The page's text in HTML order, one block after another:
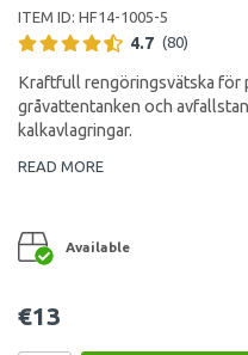
ITEM ID: HF14-1005-5
4.7 (80)
Kraftfull rengöringsvätska för
gråvattentanken och
kalkavlagringar.
READ MORE
Available
€13